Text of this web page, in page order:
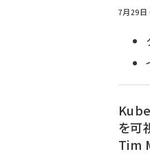
7月29日
を可
Tim